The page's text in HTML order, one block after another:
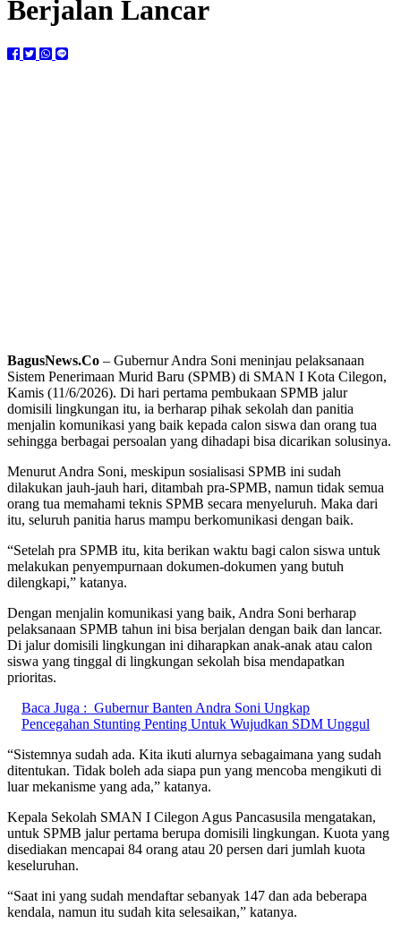
Berjalan Lancar
BagusNews.Co – Gubernur Andra Soni meninjau pelaksanaan
Sistem Penerimaan Murid Baru (SPMB) di SMAN I Kota Cilegon,
Kamis (11/6/2026). Di hari pertama pembukaan SPMB jalur
domisili lingkungan itu, ia berharap pihak sekolah dan panitia
menjalin komunikasi yang baik kepada calon siswa dan orang tua
sehingga berbagai persoalan yang dihadapi bisa dicarikan solusinya.
Menurut Andra Soni, meskipun sosialisasi SPMB ini sudah
dilakukan jauh-jauh hari, ditambah pra-SPMB, namun tidak semua
orang tua memahami teknis SPMB secara menyeluruh. Maka dari
itu, seluruh panitia harus mampu berkomunikasi dengan baik.
“Setelah pra SPMB itu, kita berikan waktu bagi calon siswa untuk
melakukan penyempurnaan dokumen-dokumen yang butuh
dilengkapi,” katanya.
Dengan menjalin komunikasi yang baik, Andra Soni berharap
pelaksanaan SPMB tahun ini bisa berjalan dengan baik dan lancar.
Di jalur domisili lingkungan ini diharapkan anak-anak atau calon
siswa yang tinggal di lingkungan sekolah bisa mendapatkan
prioritas.
Baca Juga : Gubernur Banten Andra Soni Ungkap
Pencegahan Stunting Penting Untuk Wujudkan SDM Unggul
“Sistemnya sudah ada. Kita ikuti alurnya sebagaimana yang sudah
ditentukan. Tidak boleh ada siapa pun yang mencoba mengikuti di
luar mekanisme yang ada,” katanya.
Kepala Sekolah SMAN I Cilegon Agus Pancasusila mengatakan,
untuk SPMB jalur pertama berupa domisili lingkungan. Kuota yang
disediakan mencapai 84 orang atau 20 persen dari jumlah kuota
keseluruhan.
“Saat ini yang sudah mendaftar sebanyak 147 dan ada beberapa
kendala, namun itu sudah kita selesaikan,” katanya.